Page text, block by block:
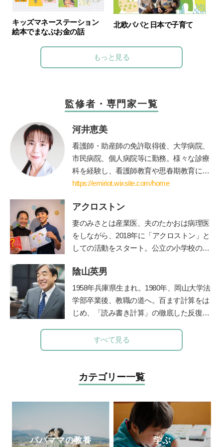
キッズマネーステーション
絵本でまなぶお金の話
北欧パパと日本で子育て
もっと見る
監修者・専門家一覧
河井恵美
看護師・助産師の免許取得後、大学病院、
市民病院、個人病院等に勤務。様々な診療
科を経験し、看護師教育や思春期教育にも
関わる。青年海外協力隊として海外に赴任
学・修了。親御さん方へのアドバイスを充
実させたいと思い、保育士・公認心理師の
資格を取得して役立てている。現在は、世
界に住む妊婦さんや産後の方向けに、オン
を運営。
https://emiriot.wixsite.com/home
アクロストン
妻のみさとは産業医、夫のたかおは病理医
をしながら、 2018年に「アクロストン」と
しての活動をスタート。公立の小学校の授
性にまつわるワークショップを行う。『３
～９歳ではじめるアクロストン式「赤ちゃ
んってどうやってできるの？」いま、子ど
もに伝えたい性のＱ＆Ａ』（主婦の友
頭の中がこんなことになっているなん
て！』（主婦の友社）、『10歳からのカラ
出版)』が発売中。
公式ＨＰ
陰山英男
1958年兵庫県生まれ。1980年、岡山大学法
学部卒業後、教職の道へ。百ます計算をは
じめ、「読み書き計算」の徹底した反復学
の学力を驚異的に向上させた。その指導法
である「陰山メソッド」は、教育者、保護
材かした『徹底反復シリーズ』は、総計77
0万部の大ベストセラーとなっている。現
在、YouTube『陰山英男公式チャンネル』
で授業や講演を公開して注目を集めてい
http://kageyamahideo.com/
すべて見る
カテゴリー一覧
パパママの教養 学ぶ